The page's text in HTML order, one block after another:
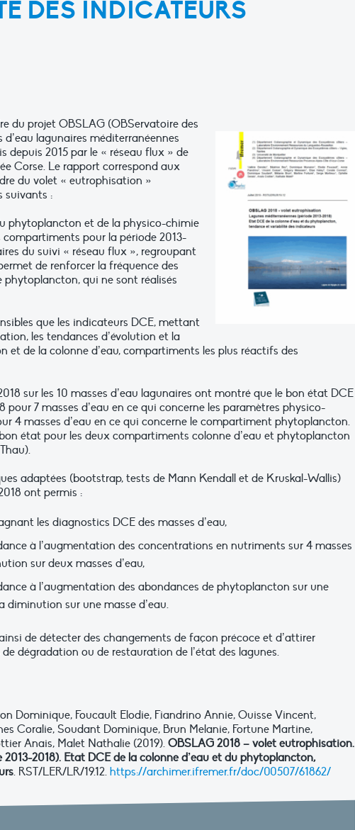
DES INDICATEURS
du projet OBSLAG (OBServatoire des
lagunaires méditerranéennes
depuis 2015 par le « réseau flux » de
Corse. Le rapport correspond aux
du volet « eutrophisation »
suivants :
phytoplancton et de la physico-chimie
compartiments pour la période 2013-
du suivi « réseau flux », regroupant
de renforcer la fréquence des
phytoplancton, qui ne sont réalisés
que les indicateurs DCE, mettant
les tendances d’évolution et la
et de la colonne d’eau, compartiments les plus réactifs des
sur les 10 masses d’eau lagunaires ont montré que le bon état DCE
7 masses d’eau en ce qui concerne les paramètres physico-
4 masses d’eau en ce qui concerne le compartiment phytoplancton.
état pour les deux compartiments colonne d’eau et phytoplancton
adaptées (bootstrap, tests de Mann Kendall et de Kruskal-Wallis)
ont permis :
les diagnostics DCE des masses d’eau,
à l’augmentation des concentrations en nutriments sur 4 masses
sur deux masses d’eau,
à l’augmentation des abondances de phytoplancton sur une
diminution sur une masse d’eau.
de détecter des changements de façon précoce et d’attirer
dégradation ou de restauration de l’état des lagunes.
Dominique, Foucault Elodie, Fiandrino Annie, Ouisse Vincent,
Coralie, Soudant Dominique, Brun Melanie, Fortune Martine,
Anais, Malet Nathalie (2019). OBSLAG 2018 – volet eutrophisation.
2018). Etat DCE de la colonne d’eau et du phytoplancton,
. RST/LER/LR/19.12. https://archimer.ifremer.fr/doc/00507/61862/